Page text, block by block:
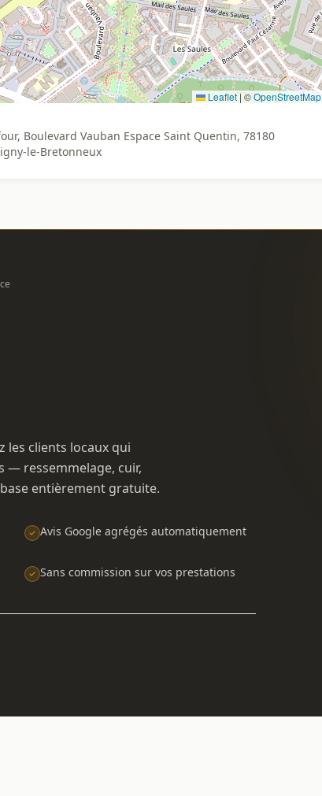
Leaflet|©OpenStreetMap
Boulevard Vauban Espace Saint Quentin, 78180
le-Bretonneux
les clients locaux qui
— ressemmelage, cuir,
entièrement gratuite.
Avis Google agrégés automatiquement
Sans commission sur vos prestations